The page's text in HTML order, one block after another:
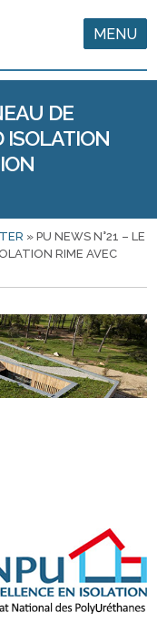
MENU
DE
ISOLATION
»PU NEWS N°21 – LE
RIME AVEC